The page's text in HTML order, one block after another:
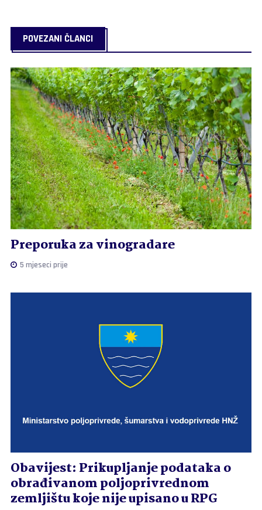
POVEZANI ČLANCI
Preporuka za vinogradare
5 mjeseci prije
Obavijest: Prikupljanje podataka o
obrađivanom poljoprivrednom
zemljištu koje nije upisano u RPG